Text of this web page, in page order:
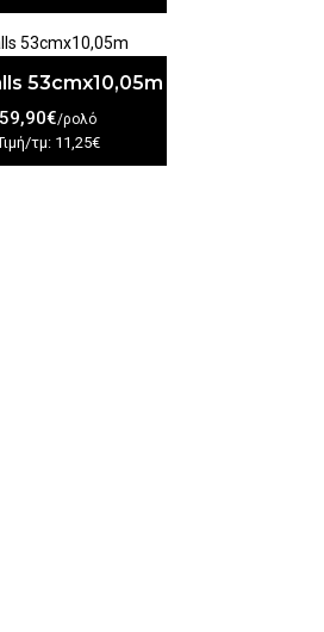
53cmx10,05m
59,90€/ρολό
τμ: 11,25€